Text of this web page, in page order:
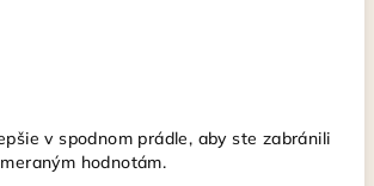
v spodnom prádle, aby ste zabránili
hodnotám.